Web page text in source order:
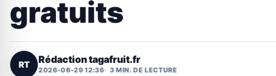
gratuits
RT Rédaction tagafruit.fr
2026-06-29 12:36 3 MIN. DE LECTURE